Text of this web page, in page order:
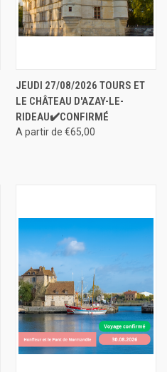
JEUDI 27/08/2026 TOURS ET
LE CHÂTEAU D'AZAY-LE-
RIDEAU✔️CONFIRMÉ
A partir de €65,00